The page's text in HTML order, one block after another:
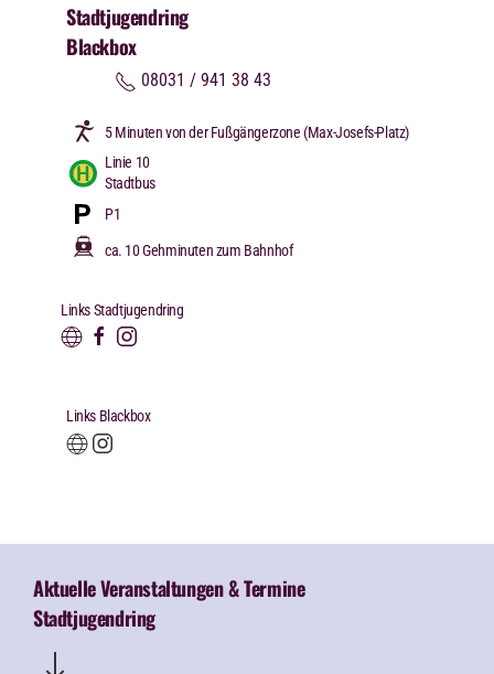
Stadtjugendring
Blackbox
08031 / 941 38 43
5 Minuten von der Fußgängerzone (Max-Josefs-Platz)
Linie 10
Stadtbus
P1
ca. 10 Gehminuten zum Bahnhof
Links Stadtjugendring
Links Blackbox
Aktuelle Veranstaltungen & Termine
Stadtjugendring